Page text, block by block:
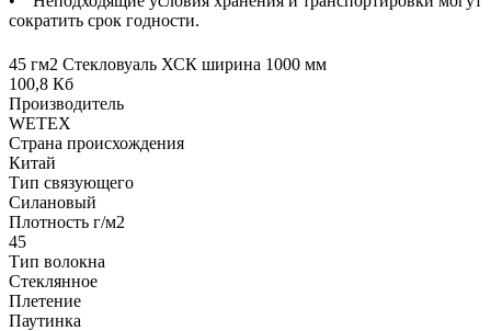
сократить срок годности.
45 гм2 Стекловуаль ХСК ширина 1000 мм
100,8 Кб
Производитель
WETEX
Страна происхождения
Китай
Тип связующего
Силановый
Плотность г/м2
45
Тип волокна
Стеклянное
Плетение
Паутинка